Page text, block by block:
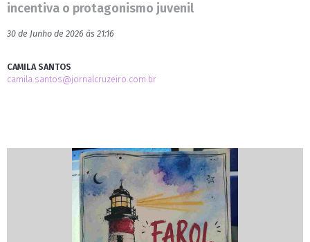
incentiva o protagonismo juvenil
30 de Junho de 2026 às 21:16
CAMILA SANTOS
camila.santos@jornalcruzeiro.com.br